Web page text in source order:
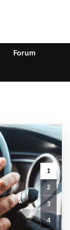
Forum
1